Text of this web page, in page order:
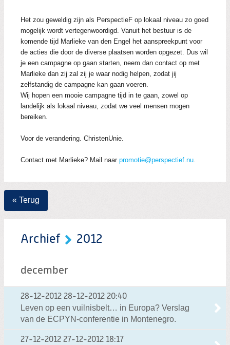
Het zou geweldig zijn als PerspectieF op lokaal niveau zo goed
mogelijk wordt vertegenwoordigd. Vanuit het bestuur is de
komende tijd Marlieke van den Engel het aanspreekpunt voor
de acties die door de diverse plaatsen worden opgezet. Dus wil
je een campagne op gaan starten, neem dan contact op met
Marlieke dan zij zal zij je waar nodig helpen, zodat jij
zelfstandig de campagne kan gaan voeren.
Wij hopen een mooie campagne tijd in te gaan, zowel op
landelijk als lokaal niveau, zodat we veel mensen mogen
bereiken.
Voor de verandering. ChristenUnie.
Contact met Marlieke? Mail naar promotie@perspectief.nu.
« Terug
Archief 2012
december
28-12-2012 28-12-2012 20:40
Leven op een vuilnisbelt… in Europa? Verslag
van de ECPYN-conferentie in Montenegro.
27-12-2012 27-12-2012 18:17